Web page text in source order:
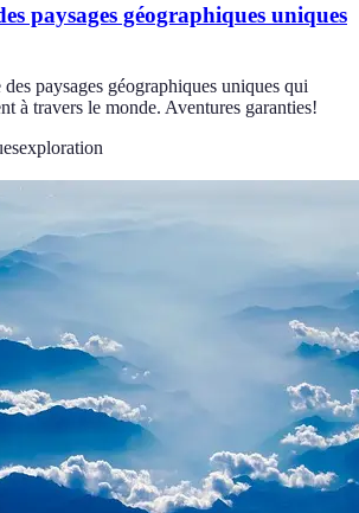
paysages géographiques uniques
paysages géographiques uniques qui
à travers le monde. Aventures garanties!
exploration